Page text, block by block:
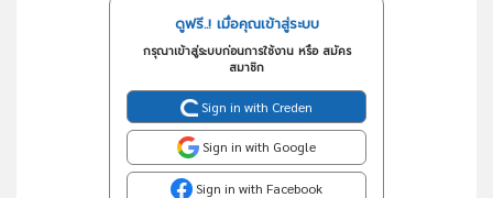
ดูฟรี..! เมื่อคุณเข้าสู่ระบบ
กรุณาเข้าสู่ระบบก่อนการใช้งาน หรือ สมัคร
สมาชิก
Sign in with Creden
Sign in with Google
Sign in with Facebook